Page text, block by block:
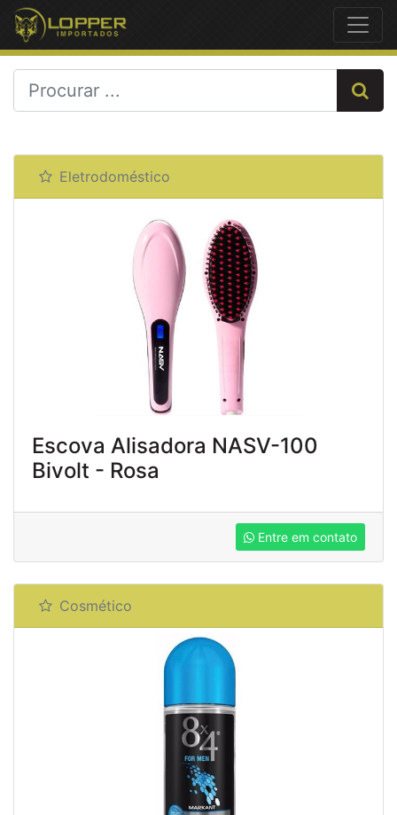
Eletrodoméstico
Escova Alisadora NASV-100
Bivolt - Rosa
Entre em contato
Cosmético